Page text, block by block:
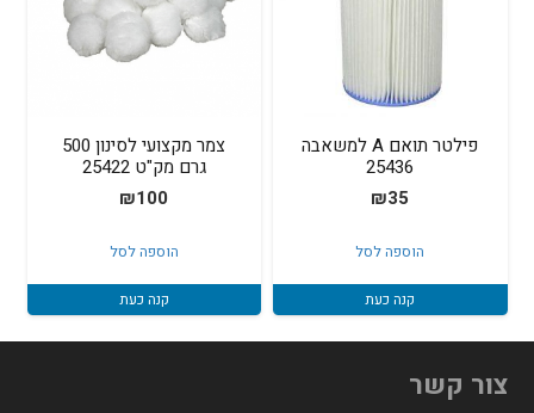
פילטר תואם A למשאבה
25436
₪35
הוספה לסל
קנה כעת
צמר מקצועי לסינון 500
גרם מק"ט 25422
₪100
הוספה לסל
קנה כעת
צור קשר